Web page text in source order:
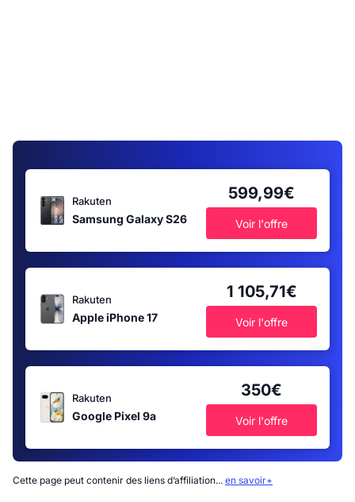
Rakuten
Samsung Galaxy S26
599,99€
Voir l'offre
Rakuten
Apple iPhone 17
1 105,71€
Voir l'offre
Rakuten
Google Pixel 9a
350€
Voir l'offre
Cette page peut contenir des liens d’affiliation... en savoir+